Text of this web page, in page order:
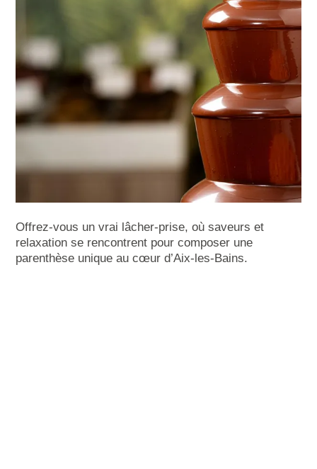
Offrez-vous un vrai lâcher-prise, où saveurs et
relaxation se rencontrent pour composer une
parenthèse unique au cœur d’Aix-les-Bains.